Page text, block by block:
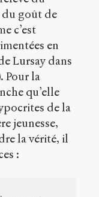
du goût de
c’est
en
Lursay dans
Pour la
qu’elle
de la
jeunesse,
la vérité, il
: